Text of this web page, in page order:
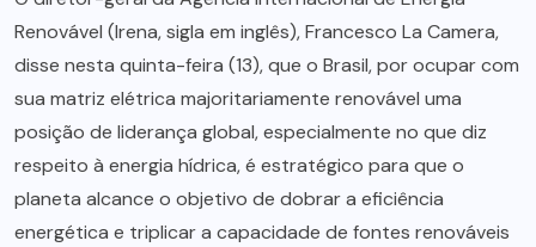
Renovável (Irena, sigla em inglês), Francesco La Camera,
disse nesta quinta-feira (13), que o Brasil, por ocupar com
sua matriz elétrica majoritariamente renovável uma
posição de liderança global, especialmente no que diz
respeito à energia hídrica, é estratégico para que o
planeta alcance o objetivo de dobrar a eficiência
energética e triplicar a capacidade de fontes renováveis